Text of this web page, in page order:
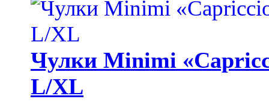
Чулки Minimi
L/XL